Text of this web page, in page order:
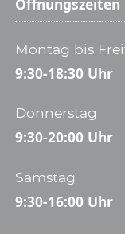
Öffnungszeiten
Montag bis
9:30-18:30 Uhr
Donnerstag
9:30-20:00 Uhr
Samstag
9:30-16:00 Uhr